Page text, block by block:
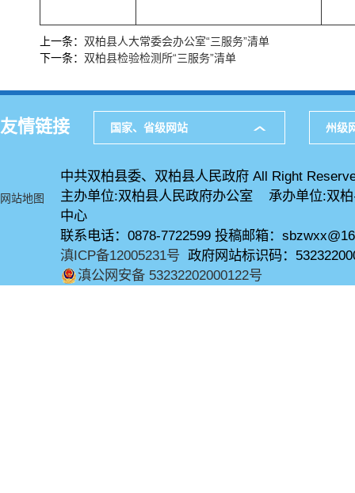
上一条： 双柏县人大常委会办公室“三服务”清单
下一条： 双柏县检验检测所“三服务”清单
友情链接 国家、省级网站 州级
网站地图
中共双柏县委、双柏县人民政府 All Right
主办单位:双柏县人民政府办公室 承办单位:双
中心
联系电话：0878-7722599 投稿邮箱：
滇ICP备12005231号 政府网站标识码：
滇公网安备 53232202000122号